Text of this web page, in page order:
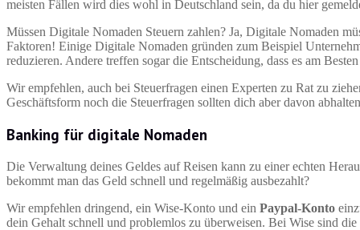
meisten Fällen wird dies wohl in Deutschland sein, da du hier
Müssen Digitale Nomaden Steuern zahlen? Ja, Digitale Nomaden
Faktoren! Einige Digitale Nomaden gründen zum Beispiel
reduzieren. Andere treffen sogar die Entscheidung, dass es am
Wir empfehlen, auch bei Steuerfragen einen Experten zu Rat zu
Geschäftsform noch die Steuerfragen sollten dich aber davon
Banking für digitale Nomaden
Die Verwaltung deines Geldes auf Reisen kann zu einer echten
bekommt man das Geld schnell und regelmäßig ausbezahlt?
Wir empfehlen dringend, ein Wise-Konto und ein Paypal-Konto
dein Gehalt schnell und problemlos zu überweisen. Bei Wise sind